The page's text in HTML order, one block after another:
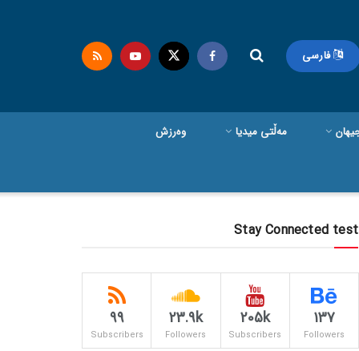
فارسی
مەڵتی میدیا وەرزش
Stay Connected test
137
Followers
205k
Subscribers
23.9k
Followers
99
Subscribers